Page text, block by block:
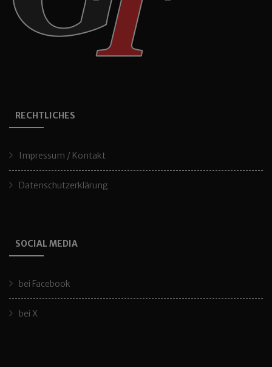
RECHTLICHES
Impressum / Kontakt
Datenschutzerklärung
SOCIAL MEDIA
bei Facebook
bei X